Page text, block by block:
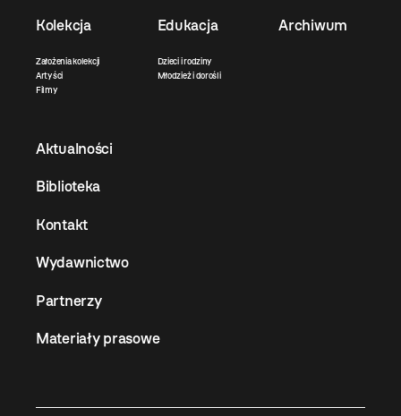
Kolekcja
Założenia kolekcji
Artyści
Filmy
Edukacja
Dzieci i rodziny
Młodzież i dorośli
Archiwum
Aktualności
Biblioteka
Kontakt
Wydawnictwo
Partnerzy
Materiały prasowe